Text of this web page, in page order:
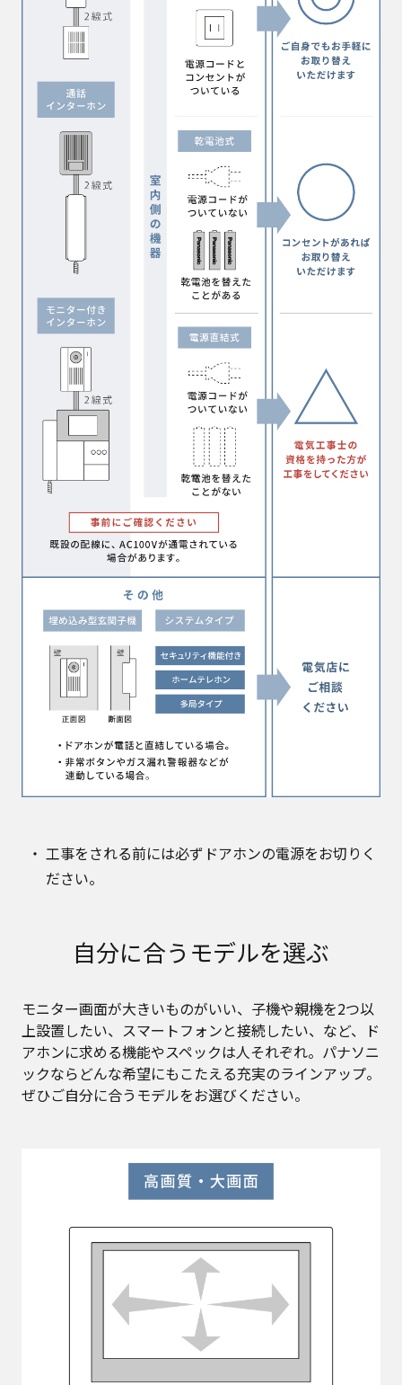
工事をされる前には必ずドアホンの電源をお切りく
ださい。
自分に合うモデルを選ぶ
モニター画面が大きいものがいい、子機や親機を2つ以
上設置したい、スマートフォンと接続したい、など、ド
アホンに求める機能やスペックは人それぞれ。パナソニ
ックならどんな希望にもこたえる充実のラインアップ。
ぜひご自分に合うモデルをお選びください。